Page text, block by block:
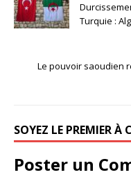
Turquie :
Le pouvoir saoudien
SOYEZ LE PREMIER À
Poster un